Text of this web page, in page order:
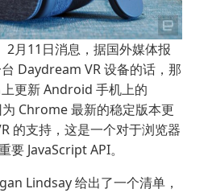
2月11日消息，据国外媒体报
Daydream VR 设备的话，那
更新 Android 手机上的
Chrome 最新的稳定版本更
的支持，这是一个对于浏览器
要 JavaScript API。
Lindsay 给出了一个清单，